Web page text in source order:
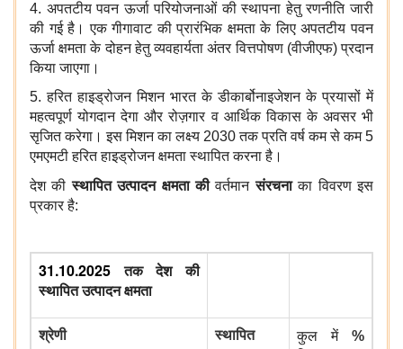
4. अपतटीय पवन ऊर्जा परियोजनाओं की स्थापना हेतु रणनीति जारी
की गई है। एक गीगावाट की प्रारंभिक क्षमता के लिए अपतटीय पवन
ऊर्जा क्षमता के दोहन हेतु व्यवहार्यता अंतर वित्तपोषण (वीजीएफ) प्रदान
किया जाएगा।
5. हरित हाइड्रोजन मिशन भारत के डीकार्बोनाइजेशन के प्रयासों में
महत्वपूर्ण योगदान देगा और रोज़गार व आर्थिक विकास के अवसर भी
सृजित करेगा। इस मिशन का लक्ष्य 2030 तक प्रति वर्ष कम से कम 5
एमएमटी हरित हाइड्रोजन क्षमता स्थापित करना है।
देश की स्थापित उत्पादन क्षमता की वर्तमान संरचना का विवरण इस
प्रकार है:
31.10.2025तक देश की
स्थापित उत्पादन क्षमता
श्रेणी
स्थापित
कुल में
%